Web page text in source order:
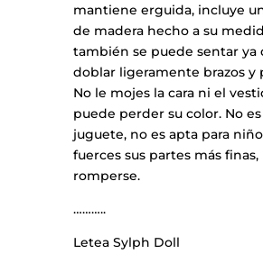
mantiene erguida, incluye
de madera hecho a su
también se puede sentar ya
doblar ligeramente brazos y
No le mojes la cara ni el
puede perder su color. No
juguete, no es apta para
fuerces sus partes más
romperse.
………..
Letea Sylph Doll